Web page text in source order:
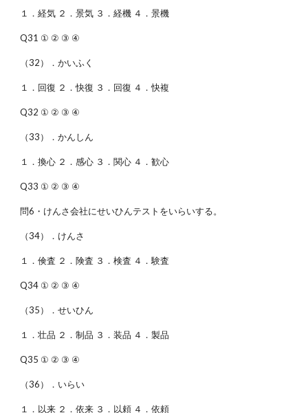
１．経気 ２．景気 ３．経機 ４．景機
Q31 ① ② ③ ④
（32）．かいふく
１．回復 ２．快復 ３．回復 ４．快複
Q32 ① ② ③ ④
（33）．かんしん
１．換心 ２．感心 ３．関心 ４．歓心
Q33 ① ② ③ ④
問6・けんさ会社にせいひんテストをいらいする。
（34）．けんさ
１．倹査 ２．険査 ３．検査 ４．験査
Q34 ① ② ③ ④
（35）．せいひん
１．壮品 ２．制品 ３．装品 ４．製品
Q35 ① ② ③ ④
（36）．いらい
１．以来 ２．依来 ３．以頼 ４．依頼